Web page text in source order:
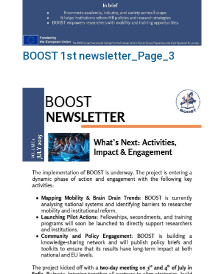
BOOST 1st newsletter_Page_3